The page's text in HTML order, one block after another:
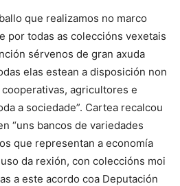
que realizamos no marco
por todas as coleccións vexetais
sérvenos de gran axuda
elas estean a disposición non
agricultores e
a sociedade”. Cartea recalcou
“uns bancos de variedades
que representan a economía
da rexión, con coleccións moi
a este acordo coa Deputación